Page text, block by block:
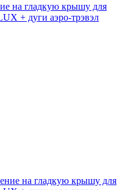
на гладкую крышу для
+ дуги аэро-трэвэл